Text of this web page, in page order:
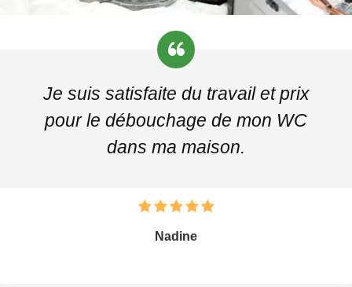
Je suis satisfaite du travail et prix
pour le débouchage de mon WC
dans ma maison.
Nadine